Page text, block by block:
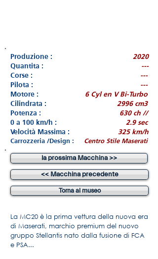
Produzione :
2020
Quantita :
---
Corse :
---
Pilota :
---
Motore :
6 Cyl en V Bi-Turbo
Cilindrata :
2996 cm3
Potenza :
630 ch //
0 a 100 km/h :
2.9 sec
Velocità Massima :
325 km/h
Carrozzeria /Design : Centro Stile Maserati
la prossima Macchina >>
<< Macchina precedente
Torna al museo
La MC20 è la prima vettura della nuova era
di Maserati, marchio premium del nuovo
gruppo Stellantis nato dalla fusione di FCA
e PSA...